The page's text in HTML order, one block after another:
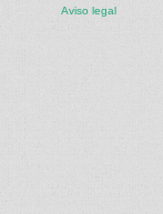
Aviso legal